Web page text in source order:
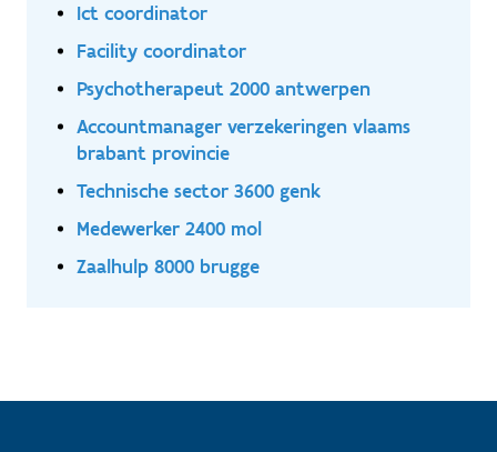
Ict coordinator
Facility coordinator
Psychotherapeut 2000 antwerpen
Accountmanager verzekeringen vlaams
brabant provincie
Technische sector 3600 genk
Medewerker 2400 mol
Zaalhulp 8000 brugge